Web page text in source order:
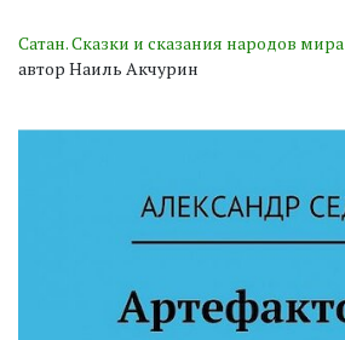
Сатан. Сказки и сказания народов мира
автор Наиль Акчурин